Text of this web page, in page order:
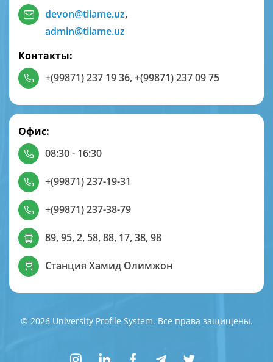
devon@tiiame.uz,
admin@tiiame.uz
Контакты:
+(99871) 237 19 36,+(99871) 237 09 75
Офис:
08:30 - 16:30
+(99871) 237-19-31
+(99871) 237-38-79
89, 95, 2, 58, 88, 17, 38, 98
Станция Хамид Олимжон
© 2026 University Profile System. Все права защищены.